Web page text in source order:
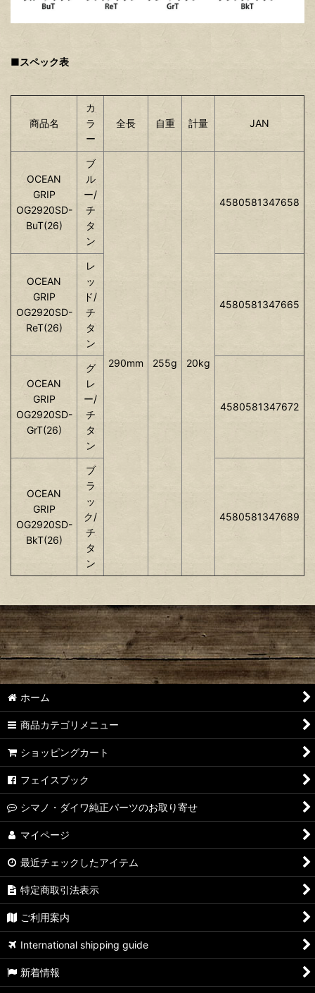
■スペック表
商品名
カ
ラ
ー
全長 自重 計量 JAN
OCEAN
GRIP
OG2920SD-
BuT(26)
ブ
ル
ー/
チ
タ
ン
290mm 255g 20kg
4580581347658
OCEAN
GRIP
OG2920SD-
ReT(26)
レ
ッ
ド/
チ
タ
ン
4580581347665
OCEAN
GRIP
OG2920SD-
GrT(26)
グ
レ
ー/
チ
タ
ン
4580581347672
OCEAN
GRIP
OG2920SD-
BkT(26)
ブ
ラ
ッ
ク/
チ
タ
ン
4580581347689
ホーム
商品カテゴリメニュー
ショッピングカート
フェイスブック
シマノ・ダイワ純正パーツのお取り寄せ
マイページ
最近チェックしたアイテム
特定商取引法表示
ご利用案内
International shipping guide
新着情報